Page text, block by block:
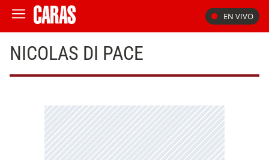
EN VIVO
NICOLAS DI PACE